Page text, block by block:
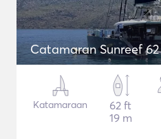
Catamaran Sunreef 62
Katamaraan
62 ft
19 m